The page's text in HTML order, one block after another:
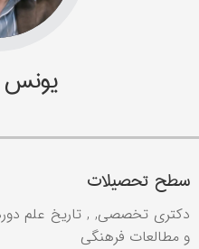
یونس
سطح تحصیلات
دکتری تخصصی, , تاریخ علم
و مطالعات فرهنگی